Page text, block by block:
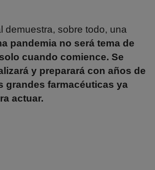
demuestra, sobre todo, una
pandemia no será tema de
cuando comience. Se
y preparará con años de
grandes farmacéuticas ya
actuar.